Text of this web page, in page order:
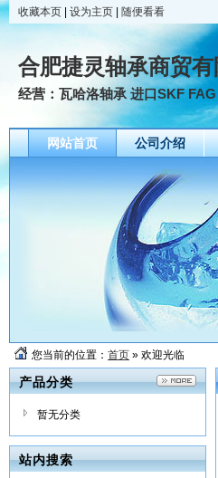
收藏本页 设为主页 随便看看
合肥捷灵轴承商贸有
经营：瓦哈洛轴承 进口SKF
网站首页 公司介绍
您当前的位置： 首页 » 欢迎光临
产品分类
暂无分类
站内搜索